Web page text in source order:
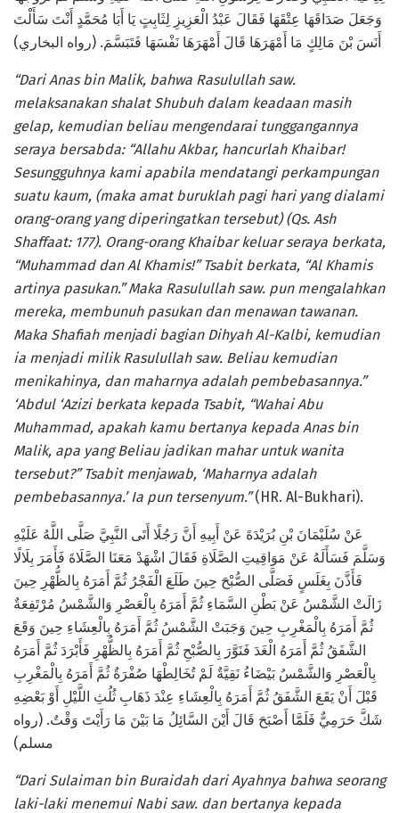
وَجَعَلَ صَدَاقَهَا عِتْقَهَا فَقَالَ عَبْدُ الْعَزِيزِ لِثَابِتٍ يَا أَبَا مُحَمَّدٍ أَنْتَ سَأَلْتَ
أَنَسَ بْنَ مَالِكٍ مَا أَمْهَرَهَا قَالَ أَمْهَرَهَا نَفْسَهَا فَتَبَسَّمَ. (رواه البخاري)
“Dari Anas bin Malik, bahwa Rasulullah saw.
melaksanakan shalat Shubuh dalam keadaan masih
gelap, kemudian beliau mengendarai tunggangannya
seraya bersabda: “Allahu Akbar, hancurlah Khaibar!
Sesungguhnya kami apabila mendatangi perkampungan
suatu kaum, (maka amat buruklah pagi hari yang dialami
orang-orang yang diperingatkan tersebut) (Qs. Ash
Shaffaat: 177). Orang-orang Khaibar keluar seraya berkata,
“Muhammad dan Al Khamis!” Tsabit berkata, “Al Khamis
artinya pasukan.” Maka Rasulullah saw. pun mengalahkan
mereka, membunuh pasukan dan menawan tawanan.
Maka Shafiah menjadi bagian Dihyah Al-Kalbi, kemudian
ia menjadi milik Rasulullah saw. Beliau kemudian
menikahinya, dan maharnya adalah pembebasannya.”
‘Abdul ‘Azizi berkata kepada Tsabit, “Wahai Abu
Muhammad, apakah kamu bertanya kepada Anas bin
Malik, apa yang Beliau jadikan mahar untuk wanita
tersebut?” Tsabit menjawab, ‘Maharnya adalah
pembebasannya.’ Ia pun tersenyum.”(HR. Al-Bukhari).
عَنْ سُلَيْمَانَ بْنِ بُرَيْدَةَ عَنْ أَبِيهِ أَنَّ رَجُلًا أَتَى النَّبِيَّ صَلَّى اللَّهُ عَلَيْهِ
وَسَلَّمَ فَسَأَلَهُ عَنْ مَوَاقِيتِ الصَّلَاةِ فَقَالَ اشْهَدْ مَعَنَا الصَّلَاةَ فَأَمَرَ بِلَالًا
فَأَذَّنَ بِغَلَسٍ فَصَلَّى الصُّبْحَ حِينَ طَلَعَ الْفَجْرُ ثُمَّ أَمَرَهُ بِالظُّهْرِ حِينَ
زَالَتْ الشَّمْسُ عَنْ بَطْنِ السَّمَاءِ ثُمَّ أَمَرَهُ بِالْعَصْرِ وَالشَّمْسُ مُرْتَفِعَةٌ
ثُمَّ أَمَرَهُ بِالْمَغْرِبِ حِينَ وَجَبَتْ الشَّمْسُ ثُمَّ أَمَرَهُ بِالْعِشَاءِ حِينَ وَقَعَ
الشَّفَقُ ثُمَّ أَمَرَهُ الْغَدَ فَنَوَّرَ بِالصُّبْحِ ثُمَّ أَمَرَهُ بِالظُّهْرِ فَأَبْرَدَ ثُمَّ أَمَرَهُ
بِالْعَصْرِ وَالشَّمْسُ بَيْضَاءُ نَقِيَّةٌ لَمْ تُخَالِطْهَا صُفْرَةٌ ثُمَّ أَمَرَهُ بِالْمَغْرِبِ
قَبْلَ أَنْ يَقَعَ الشَّفَقُ ثُمَّ أَمَرَهُ بِالْعِشَاءِ عِنْدَ ذَهَابِ ثُلُثِ اللَّيْلِ أَوْ بَعْضِهِ
شَكَّ حَرَمِيٌّ فَلَمَّا أَصْبَحَ قَالَ أَيْنَ السَّائِلُ مَا بَيْنَ مَا رَأَيْتَ وَقْتٌ. (رواه
مسلم)
“Dari Sulaiman bin Buraidah dari Ayahnya bahwa seorang
laki-laki menemui Nabi saw. dan bertanya kepada